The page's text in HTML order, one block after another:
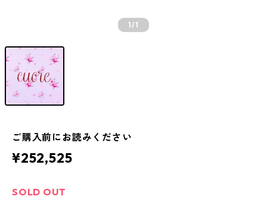
1/1
ご購入前にお読みください
¥252,525
SOLD OUT